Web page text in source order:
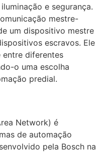
e segurança.
mestre-
um dispositivo mestre
escravos. Ele
diferentes
o uma escolha
predial.
Network) é
de automação
pela Bosch na